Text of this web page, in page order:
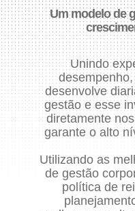
Um modelo de
Unindo
desenvolve
gestão e esse
diretamente
garante o alto
Utilizando as
de gestão
política de